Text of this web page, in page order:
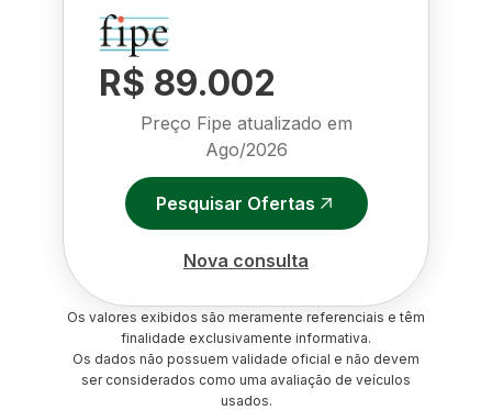
R$ 89.002
Preço Fipe atualizado em
Ago/2026
Pesquisar Ofertas
Nova consulta
Os valores exibidos são meramente referenciais e têm
finalidade exclusivamente informativa.
Os dados não possuem validade oficial e não devem
ser considerados como uma avaliação de veículos
usados.